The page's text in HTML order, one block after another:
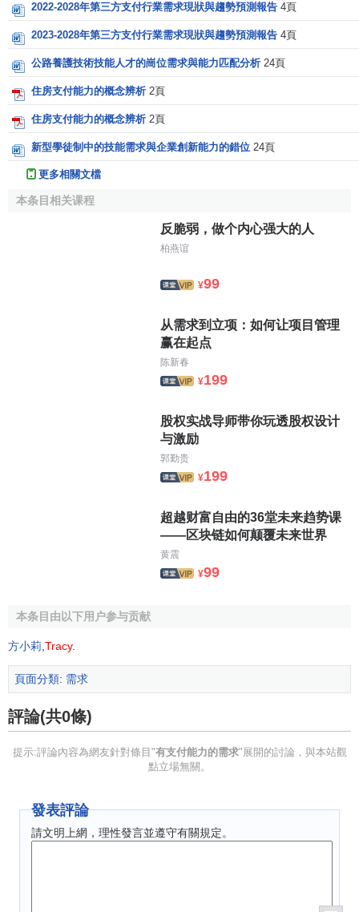
部分，不表現為居民有支付能力的需求，但居民有很大一部
分的消費需要，是通過有支付能力的需求反映出來的，因為
按勞分配和商品生產的條件下居民的貨幣收入
際收入
消費品生產一樣，是能夠被計劃的。
國家由社會消費基金向居民提供的免費服務部分，不表
現為居民有支付能力的需求，但居民有很大一部分的消費需
要，是通過有支付能力的需求反映出來的，因為在按勞分配
要部分。有支付能力的需求，同它的對應面——消費品生產
究 （1959~1977）.中國計划出版社,2010.08.
巴斯科夫.公共飲食業經濟學.中國商業出版社,1985
2022-2028年第三方支付行業需求現狀與趨勢預測報告 4頁
2023-2028年第三方支付行業需求現狀與趨勢預測報告 4頁
公路養護技術技能人才的崗位需求與能力匹配分析 24頁
住房支付能力的概念辨析 2頁
住房支付能力的概念辨析 2頁
新型學徒制中的技能需求與企業創新能力的錯位 24頁
更多相關文檔
本条目相关课程
反脆弱，做个内心强大的人
柏燕谊
¥99
从需求到立项：如何让项目管理
赢在起点
陈新春
¥199
股权实战导师带你玩透股权设计
与激励
郭勤贵
¥199
超越财富自由的36堂未来趋势课
——区块链如何颠覆未来世界
黄震
¥99
本条目由以下用户参与贡献
方小莉 Tracy.
頁面分類: 需求
評論(共0條)
提示:評論內容為網友針對條目"有支付能力的需求"展開的討論，與本站觀
點立場無關。
發表評論
請文明上網，理性發言並遵守有關規定。